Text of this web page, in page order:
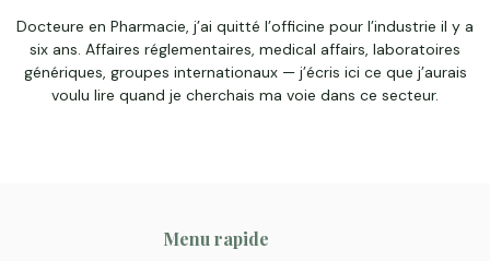
Docteure en Pharmacie, j’ai quitté l’officine pour l’industrie il y a
six ans. Affaires réglementaires, medical affairs, laboratoires
génériques, groupes internationaux — j’écris ici ce que j’aurais
voulu lire quand je cherchais ma voie dans ce secteur.
Menu rapide